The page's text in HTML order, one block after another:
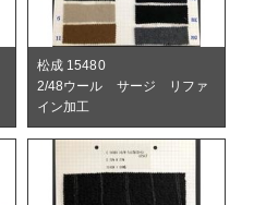
松成 15480
2/48ウール サージ リファ
イン加工